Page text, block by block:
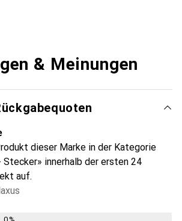
& Meinungen
dieser Marke in der Kategorie
innerhalb der ersten 24
auf.